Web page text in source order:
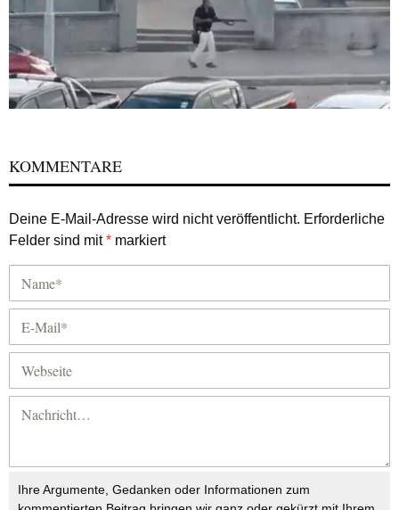
KOMMENTARE
Deine E-Mail-Adresse wird nicht veröffentlicht. Erforderliche
Felder sind mit* markiert
Ihre Argumente, Gedanken oder Informationen zum